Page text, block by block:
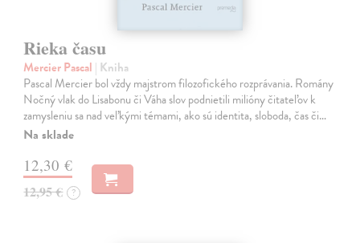
Rieka času
Mercier Pascal | Kniha
Pascal Mercier bol vždy majstrom filozofického rozprávania. Romány
Nočný vlak do Lisabonu či Váha slov podnietili milióny čitateľov k
zamysleniu sa nad veľkými témami, ako sú identita, sloboda, čas či…
Na sklade
12,30 €
12,95 € ?